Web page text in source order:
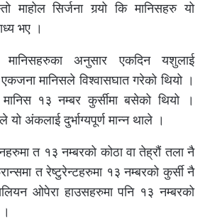
माहोल सिर्जना गर्‍यो कि मानिसहरु यो
भए ।
मानिसहरुका अनुसार एकदिन यशुलाई
मानिसले विश्वासघात गरेको थियो ।
१३ नम्बर कुर्सीमा बसेको थियो ।
अंकलाई दुर्भाग्यपूर्ण मान्न थाले ।
त १३ नम्बरको कोठा वा तेह्रौं तला नै
त रेष्टुरेन्टहरुमा १३ नम्बरको कुर्सी नै
ओपेरा हाउसहरुमा पनि १३ नम्बरको